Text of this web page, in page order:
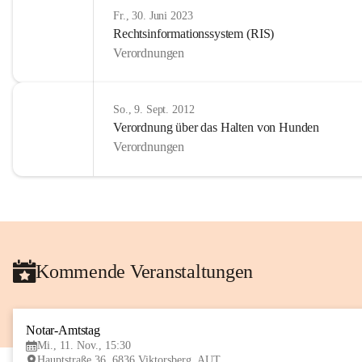
Fr., 30. Juni 2023
Rechtsinformationssystem (RIS)
Verordnungen
So., 9. Sept. 2012
Verordnung über das Halten von Hunden
Verordnungen
Kommende Veranstaltungen
Notar-Amtstag
Mi., 11. Nov., 15:30